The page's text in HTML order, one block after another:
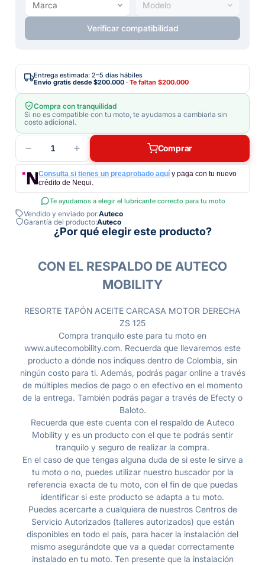
Verificar compatibilidad
Entrega estimada: 2–5 días hábiles
Envío gratis desde $200.000 · Te faltan $200.000
Compra con tranquilidad
Si no es compatible con tu moto, te ayudamos a cambiarla sin
costo adicional.
1 Comprar
Consulta si tienes un preaprobado aquí y paga con tu nuevo
crédito de Nequi.
Te ayudamos a elegir el lubricante correcto para tu moto
Vendido y enviado por:Auteco
Garantía del producto:Auteco
¿Por qué elegir este producto?
CON EL RESPALDO DE AUTECO
MOBILITY
RESORTE TAPÓN ACEITE CARCASA MOTOR DERECHA
ZS 125
Compra tranquilo este para tu moto en
www.autecomobility.com. Recuerda que llevaremos este
producto a dónde nos indiques dentro de Colombia, sin
ningún costo para ti. Además, podrás pagar online a través
de múltiples medios de pago o en efectivo en el momento
de la entrega. También podrás pagar a través de Efecty o
Baloto.
Recuerda que este cuenta con el respaldo de Auteco
Mobility y es un producto con el que te podrás sentir
tranquilo y seguro de realizar la compra.
En el caso de que tengas alguna duda de si este le sirve a
tu moto o no, puedes utilizar nuestro buscador por la
referencia exacta de tu moto, con el fin de que puedas
identificar si este producto se adapta a tu moto.
Puedes acercarte a cualquiera de nuestros Centros de
Servicio Autorizados (talleres autorizados) que están
disponibles en todo el país, para hacer la instalación del
mismo asegurándote que va a quedar correctamente
instalado en tu moto. Ten presente que la instalación